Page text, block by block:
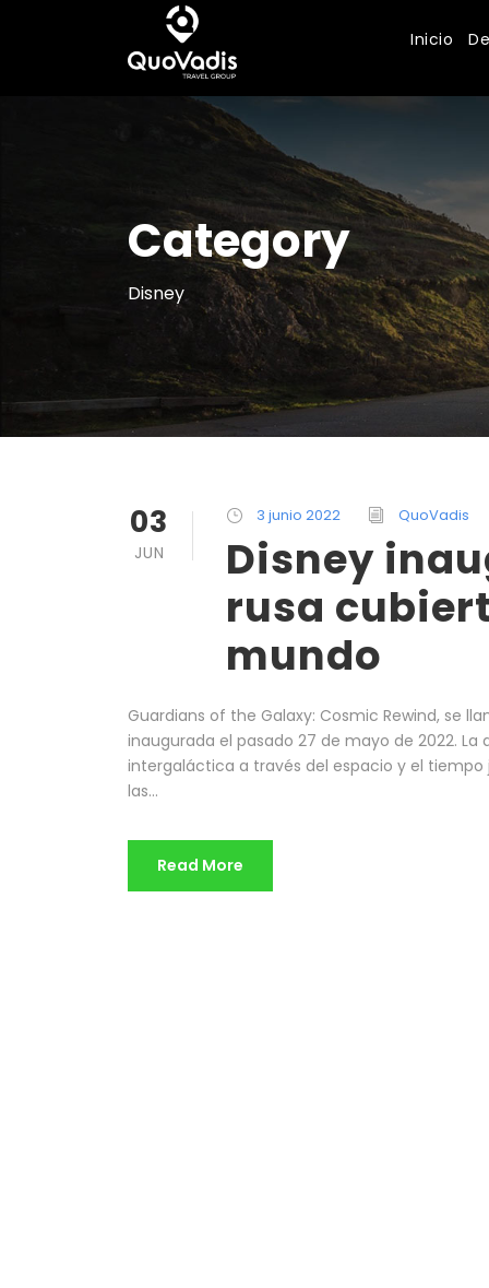
Inicio
Category
Disney
03
JUN
3 junio 2022 QuoVadis
Disney
rusa
mundo
Guardians of the Galaxy: Cosmic Rewind, se
inaugurada el pasado 27 de mayo de 2022.
intergaláctica a través del espacio y el tiempo
las...
Read More